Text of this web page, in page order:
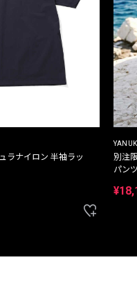
ラナイロン 半袖ラッ
YANUK
別注
パンツ